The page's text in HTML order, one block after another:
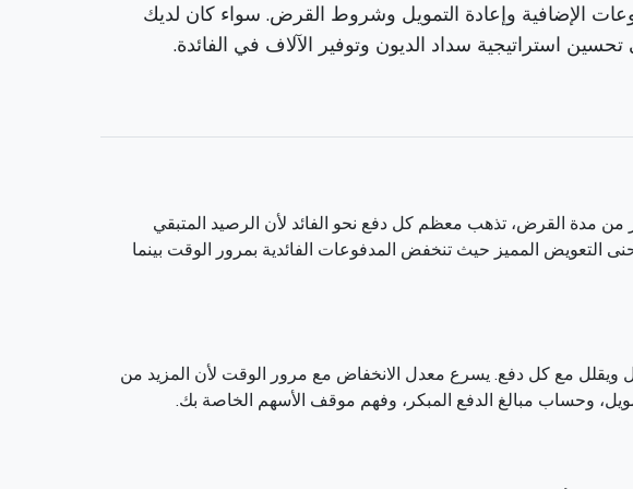
الإضافية وإعادة التمويل وشروط القرض. سواء كان لديك
استراتيجية سداد الديون وتوفير الآلاف في الفائدة.
مدة القرض، تذهب معظم كل دفع نحو الفائد لأن الرصيد المتبقي
التعويض المميز حيث تنخفض المدفوعات الفائدية بمرور الوقت بينما
ويقلل مع كل دفع. يسرع معدل الانخفاض مع مرور الوقت لأن المزيد من
وحساب مبالغ الدفع المبكر، وفهم موقف الأسهم الخاصة بك.